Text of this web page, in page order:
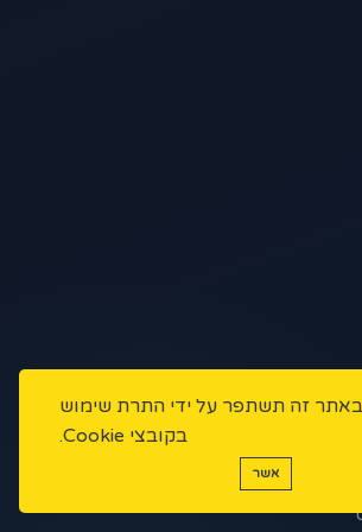
באתר זה תשתפר על ידי התרת שימוש
בקובצי Cookie.
אשר